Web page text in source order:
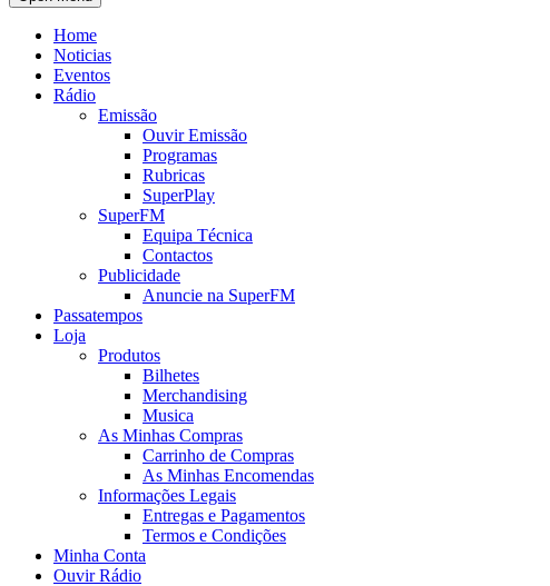
Home
Noticias
Eventos
Rádio
Emissão
Ouvir Emissão
Programas
Rubricas
SuperPlay
SuperFM
Equipa Técnica
Contactos
Publicidade
Anuncie na SuperFM
Passatempos
Loja
Produtos
Bilhetes
Merchandising
Musica
As Minhas Compras
Carrinho de Compras
As Minhas Encomendas
Informações Legais
Entregas e Pagamentos
Termos e Condições
Minha Conta
Ouvir Rádio